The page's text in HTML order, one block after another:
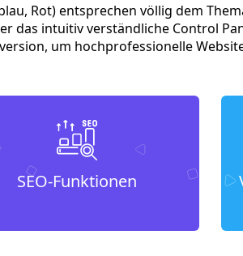
Rot) entsprechen völlig dem
das intuitiv verständliche Control
um hochprofessionelle
SEO-Funktionen